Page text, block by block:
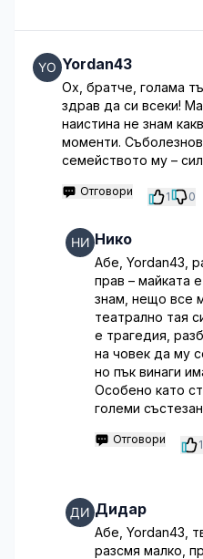
Yordan43
Ох, братче, голама
здрав да си всеки!
наистина не знам
моменти.
семейството му –
Отговори 1 0
Нико
Абе, Yordan43,
прав – майката
знам, нещо все
театрално тая
е трагедия,
на човек да му
но пък винаги
Особено като
големи
Отговори 1
Дидар
Абе, Yordan43,
разсмя малко,